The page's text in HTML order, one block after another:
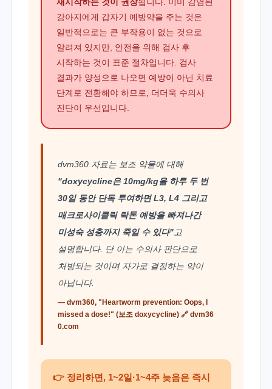
재시작하는 것이 권장됩니다. 이미 감염된
강아지에게 갑자기 예방약을 주는 것은
일반적으로는 큰 부작용이 없는 것으로
알려져 있지만, 안전을 위해 검사 후
시작하는 것이 표준 절차입니다. 검사
결과가 양성으로 나오면 예방이 아닌 치료
단계로 전환해야 하므로, 더더욱 수의사
진단이 우선입니다.
dvm360 자료는 보조 약물에 대해
"doxycycline은 10mg/kg을 하루 두 번
30일 동안 단독 투여하면 L3, L4 그리고
매크로사이클릭 락톤 예방을 빠져나간
미성숙 성충까지 죽일 수 있다"고
설명합니다. 단 이는 수의사 판단으로
처방되는 것이며 자가로 결정하는 약이
아닙니다.
— dvm360, "Heartworm prevention: Oops, I
missed a dose!" (보조 doxycycline) 🔗 dvm36
0.com
👉 정리하면, 1~2일·1~4주 늦음은 즉시